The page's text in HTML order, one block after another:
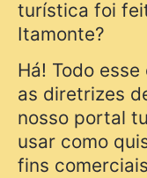
turística foi
Itamonte?
Há! Todo
as diretrizes
nosso portal
usar como
fins